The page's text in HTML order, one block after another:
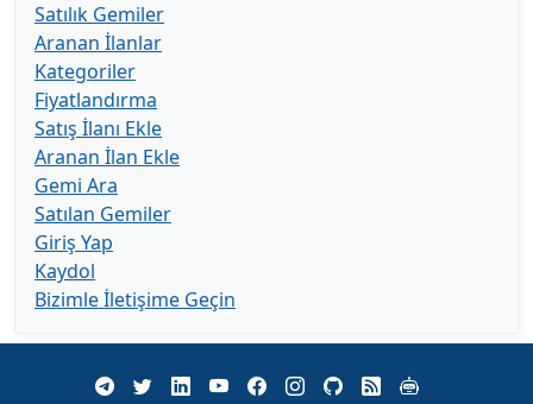
Satılık Gemiler
Aranan İlanlar
Kategoriler
Fiyatlandırma
Satış İlanı Ekle
Aranan İlan Ekle
Gemi Ara
Satılan Gemiler
Giriş Yap
Kaydol
Bizimle İletişime Geçin